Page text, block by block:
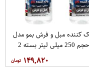
کننده مبل و فرش بمو مدل
FAN2 حجم 250 میلی لیتر بسته 2
۱۴۹,۸۲۰